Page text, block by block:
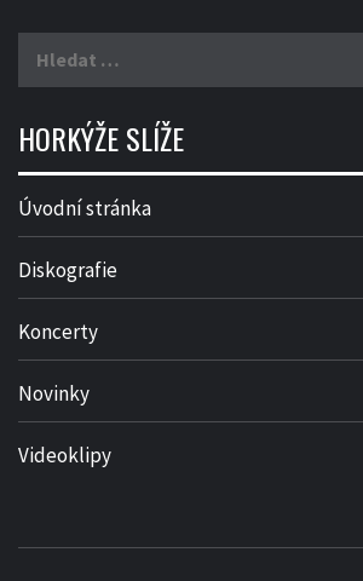
HORKÝŽE SLÍŽE
Úvodní stránka
Diskografie
Koncerty
Novinky
Videoklipy